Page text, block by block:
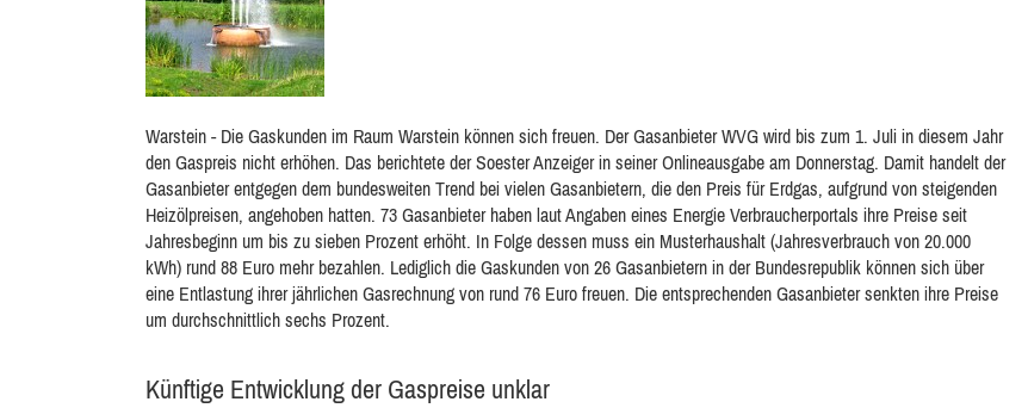
Warstein - Die Gaskunden im Raum Warstein können sich freuen. Der Gasanbieter WVG wird bis zum 1. Juli in diesem Jahr
den Gaspreis nicht erhöhen. Das berichtete der Soester Anzeiger in seiner Onlineausgabe am Donnerstag. Damit handelt der
Gasanbieter entgegen dem bundesweiten Trend bei vielen Gasanbietern, die den Preis für Erdgas, aufgrund von steigenden
Heizölpreisen, angehoben hatten. 73 Gasanbieter haben laut Angaben eines Energie Verbraucherportals ihre Preise seit
Jahresbeginn um bis zu sieben Prozent erhöht. In Folge dessen muss ein Musterhaushalt (Jahresverbrauch von 20.000
kWh) rund 88 Euro mehr bezahlen. Lediglich die Gaskunden von 26 Gasanbietern in der Bundesrepublik können sich über
eine Entlastung ihrer jährlichen Gasrechnung von rund 76 Euro freuen. Die entsprechenden Gasanbieter senkten ihre Preise
um durchschnittlich sechs Prozent.
Künftige Entwicklung der Gaspreise unklar